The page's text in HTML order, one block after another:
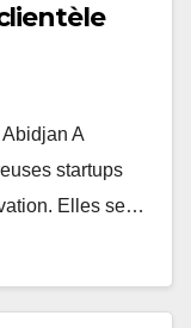
A
startups
Elles se…